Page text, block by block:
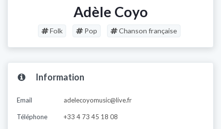
Adèle Coyo
Folk Pop Chanson française
Information
Email adelecoyomusic@live.fr
Téléphone +33 4 73 45 18 08